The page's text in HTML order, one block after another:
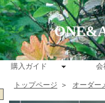
購入ガイド 会
トップページ ＞ オーダー